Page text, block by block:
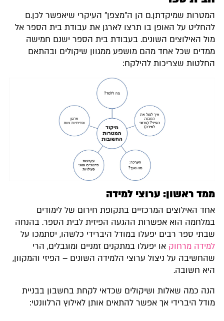
המטרות שמיקדתן.ם הן ה"מצפן" העיקרי שיאפשר לכן.ם
להחליט על האופן בו תרצו לארגן את עבודת בית הספר אל
מול האילוצים השונים. בעבודת בית הספר ישנם חמישה
ממדים שכל אחד מהם מושפע ממגוון שיקולים ובהתאם
החלטות שצריכות להילקח:
ממד ראשון: ערוצי למידה
אחד האילוצים המרכזיים בתקופת חירום של לימודים
במלחמה הוא אפשרות ההגעה הפיזית לבית הספר. בהנחה
שבתי ספר רבים יפעלו במודל היברידי כלשהו, יסתמכו על
למידה מרחוק או יפעלו במתקנים זמניים ומוגבלים, הרי
שהחשיבה על ניצול ערוצי הלמידה השונים – הפיזי והמקוון,
היא חשובה.
הנה כמה שאלות ושיקולים שכדאי לקחת בחשבון בבניית
מודל היברידי אך אפשר להתאים אותן לאילוץ הרלוונטי: